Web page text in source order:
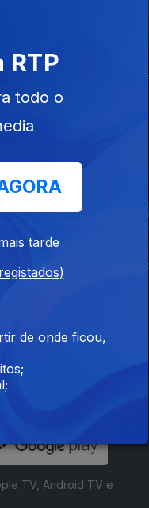
Dona da
de Humor
The Daily
TV, Android TV e
todo o
tarde
de onde ficou,